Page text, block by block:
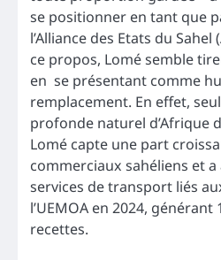
se positionner en tant que
l’Alliance des Etats du Sahel
ce propos, Lomé semble
en se présentant comme
remplacement. En effet,
profonde naturel d’Afrique
Lomé capte une part
commerciaux sahéliens et a
services de transport liés
l’UEMOA en 2024, générant
recettes.